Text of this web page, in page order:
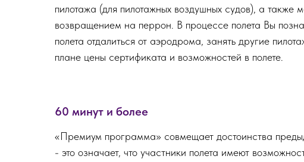
пилотажа (для пилотажных воздушных судов), а
возвращением на перрон. В процессе полета Вы
полета отдалиться от аэродрома, занять другие
плане цены сертификата и возможностей в полете.
60 минут и более
«Премиум программа» совмещает достоинства
- это означает, что участники полета имеют